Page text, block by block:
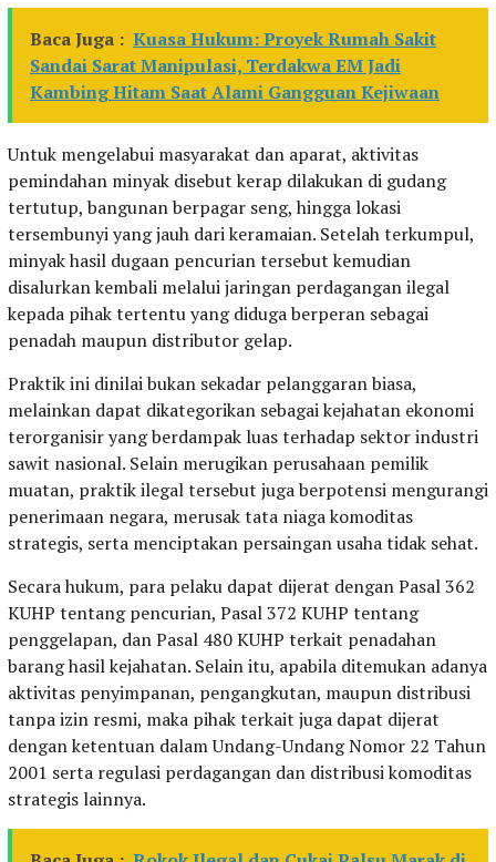
Baca Juga : Kuasa Hukum: Proyek Rumah Sakit
Sandai Sarat Manipulasi, Terdakwa EM Jadi
Kambing Hitam Saat Alami Gangguan Kejiwaan
Untuk mengelabui masyarakat dan aparat, aktivitas
pemindahan minyak disebut kerap dilakukan di gudang
tertutup, bangunan berpagar seng, hingga lokasi
tersembunyi yang jauh dari keramaian. Setelah terkumpul,
minyak hasil dugaan pencurian tersebut kemudian
disalurkan kembali melalui jaringan perdagangan ilegal
kepada pihak tertentu yang diduga berperan sebagai
penadah maupun distributor gelap.
Praktik ini dinilai bukan sekadar pelanggaran biasa,
melainkan dapat dikategorikan sebagai kejahatan ekonomi
terorganisir yang berdampak luas terhadap sektor industri
sawit nasional. Selain merugikan perusahaan pemilik
muatan, praktik ilegal tersebut juga berpotensi mengurangi
penerimaan negara, merusak tata niaga komoditas
strategis, serta menciptakan persaingan usaha tidak sehat.
Secara hukum, para pelaku dapat dijerat dengan Pasal 362
KUHP tentang pencurian, Pasal 372 KUHP tentang
penggelapan, dan Pasal 480 KUHP terkait penadahan
barang hasil kejahatan. Selain itu, apabila ditemukan adanya
aktivitas penyimpanan, pengangkutan, maupun distribusi
tanpa izin resmi, maka pihak terkait juga dapat dijerat
dengan ketentuan dalam Undang-Undang Nomor 22 Tahun
2001 serta regulasi perdagangan dan distribusi komoditas
strategis lainnya.